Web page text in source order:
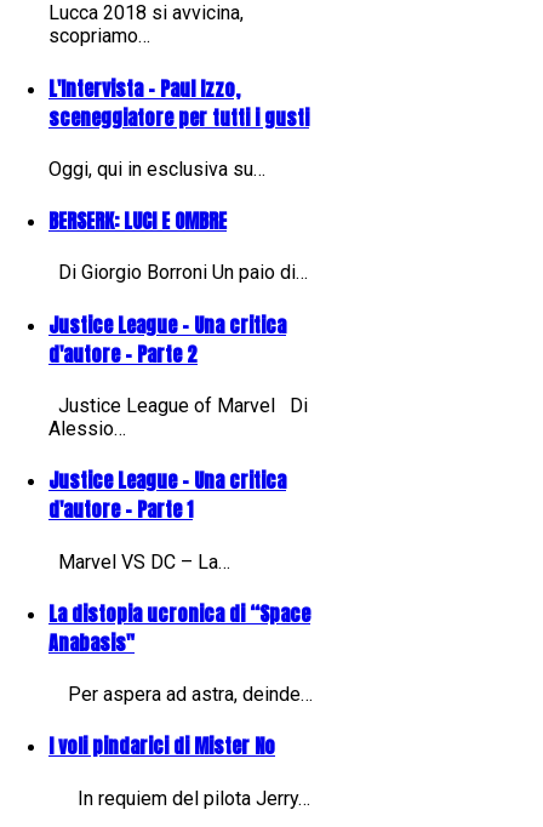
Lucca 2018 si avvicina,
scopriamo…
L'Intervista - Paul Izzo,
sceneggiatore per tutti i gusti
Oggi, qui in esclusiva su…
BERSERK: LUCI E OMBRE
Di Giorgio Borroni Un paio di…
Justice League - Una critica
d'autore - Parte 2
Justice League of Marvel Di
Alessio…
Justice League - Una critica
d'autore - Parte 1
Marvel VS DC – La…
La distopia ucronica di “Space
Anabasis"
Per aspera ad astra, deinde…
I voli pindarici di Mister No
In requiem del pilota Jerry…